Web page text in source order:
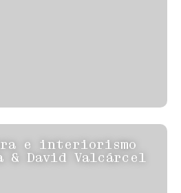
e interiorismo
& David Valcárcel